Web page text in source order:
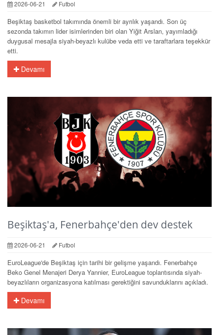
2026-06-21 Futbol
Beşiktaş basketbol takımında önemli bir ayrılık yaşandı. Son üç
sezonda takımın lider isimlerinden biri olan Yiğit Arslan, yayımladığı
duygusal mesajla siyah-beyazlı kulübe veda etti ve taraftarlara teşekkür
etti.
Devamı
Beşiktaş'a, Fenerbahçe'den dev destek
2026-06-21 Futbol
EuroLeague'de Beşiktaş için tarihi bir gelişme yaşandı. Fenerbahçe
Beko Genel Menajeri Derya Yannier, EuroLeague toplantısında siyah-
beyazlıların organizasyona katılması gerektiğini savunduklarını açıkladı.
Devamı